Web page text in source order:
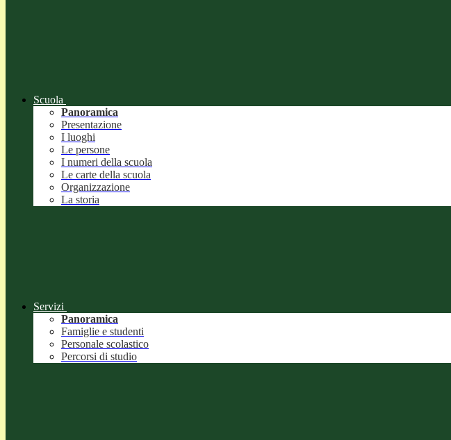
Scuola
Panoramica
Presentazione
I luoghi
Le persone
I numeri della scuola
Le carte della scuola
Organizzazione
La storia
Servizi
Panoramica
Famiglie e studenti
Personale scolastico
Percorsi di studio